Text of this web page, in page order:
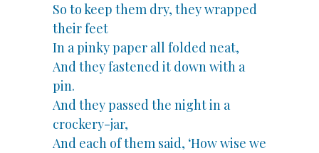
So to keep them dry, they wrapped
their feet
In a pinky paper all folded neat,
And they fastened it down with a
pin.
And they passed the night in a
crockery-jar,
And each of them said, ‘How wise we